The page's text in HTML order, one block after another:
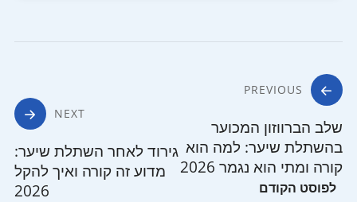
ניווט
PREVIOUS
שלב הברווזון המכוער
בהשתלת שיער: למה הוא
קורה ומתי הוא נגמר 2026
NEXT
גירוד לאחר השתלת שיער:
מדוע זה קורה ואיך להקל
2026